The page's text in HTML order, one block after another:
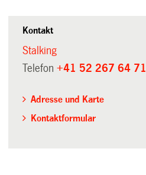
Kontakt
Stalking
Telefon+41 52 267 64 71
Adresse und Karte
Kontaktformular